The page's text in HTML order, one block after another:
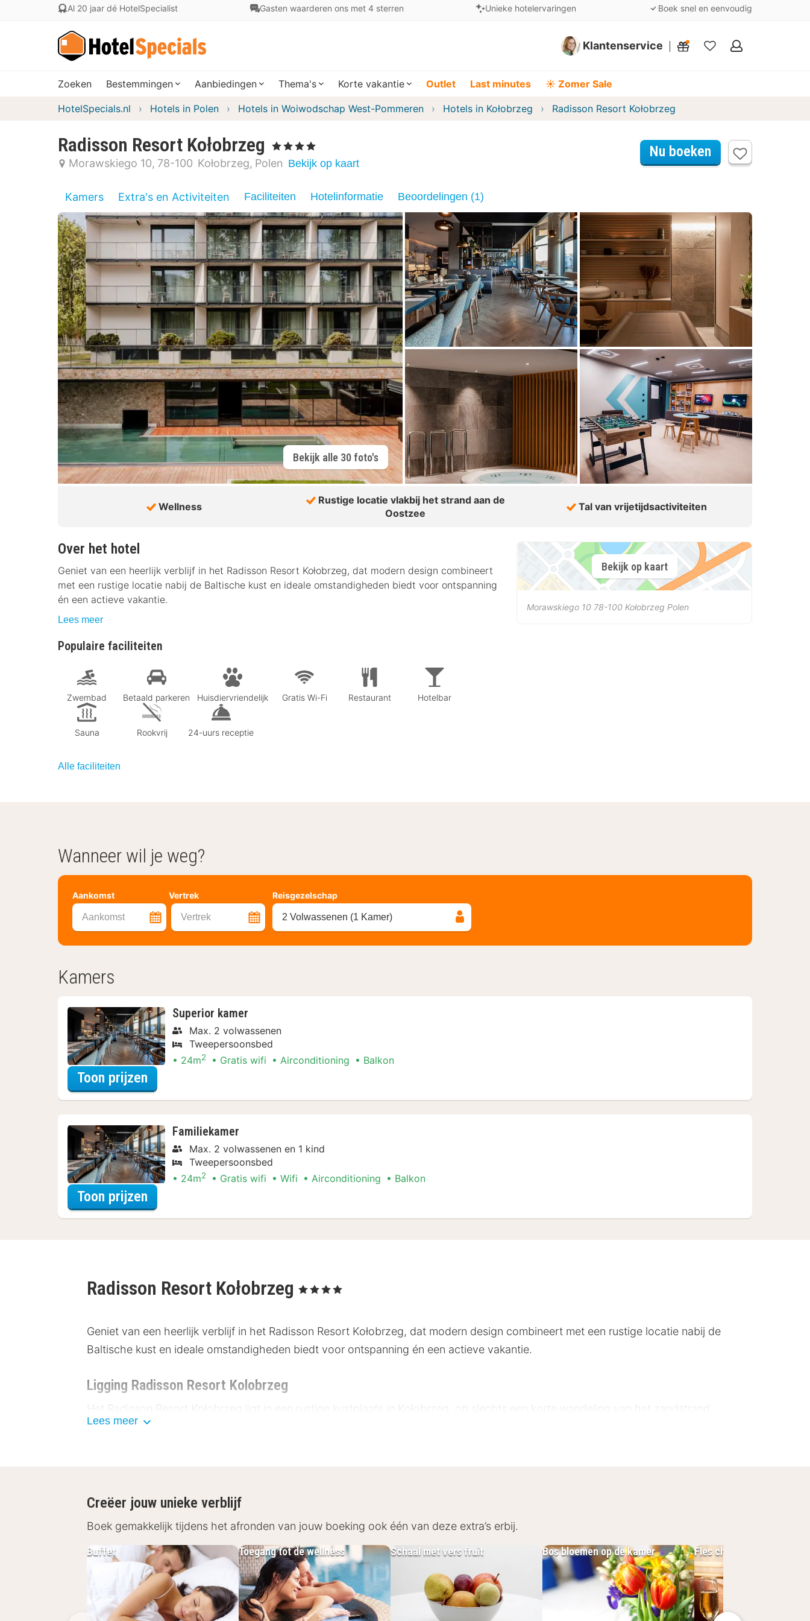
Al 20 jaar dé HotelSpecialist Gasten waarderen ons met 4 sterren Unieke hotelervaringen Boek snel en eenvoudig
Klantenservice
Mijn
Zoeken Bestemmingen Aanbiedingen Thema's Korte vakantie Outlet Last minutes ☀️ Zomer Sale
HotelSpecials.nl Hotels in Polen Hotels in Woiwodschap West-Pommeren Hotels in Kołobrzeg Radisson Resort Kołobrzeg
Radisson Resort Kołobrzeg , 4 Sterren
Morawskiego 10 78-100 Kołobrzeg Polen Bekijk op kaart
Nu boeken
Kamers Extra's en Activiteiten Faciliteiten Hotelinformatie Beoordelingen (1)
Bekijk alle 30 foto's
Wellness
Rustige locatie vlakbij het strand aan de
Oostzee
Tal van vrijetijdsactiviteiten
Over het hotel
Geniet van een heerlijk verblijf in het Radisson Resort Kołobrzeg, dat modern design combineert
met een rustige locatie nabij de Baltische kust en ideale omstandigheden biedt voor ontspanning
én een actieve vakantie.
Lees meer
Populaire faciliteiten
Zwembad Betaald parkeren Huisdiervriendelijk Gratis Wi-Fi Restaurant Hotelbar
Sauna Rookvrij 24-uurs receptie
Alle faciliteiten
Bekijk op kaart
Morawskiego 10 78-100 Kołobrzeg Polen
Wanneer wil je weg?
Aankomst Vertrek
Aankomst Vertrek
Reisgezelschap
2 Volwassenen (1 Kamer)
Kamers
Superior kamer
Max. 2 volwassenen
Tweepersoonsbed
24m2 Gratis wifi Airconditioning Balkon
Toon prijzen
Familiekamer
Max. 2 volwassenen en 1 kind
Tweepersoonsbed
24m2 Gratis wifi Wifi Airconditioning Balkon
Toon prijzen
Radisson Resort Kołobrzeg , 4 Sterren
Geniet van een heerlijk verblijf in het Radisson Resort Kołobrzeg, dat modern design combineert met een rustige locatie nabij de
Baltische kust en ideale omstandigheden biedt voor ontspanning én een actieve vakantie.
Ligging Radisson Resort Kolobrzeg
Het Radisson Resort Kołobrzeg ligt in een rustige kustplaats in Kołobrzeg, op slechts een korte wandeling van het zandstrand.
De groene omgeving en de nabijheid van de Oostzee maken het hotel de perfecte uitvalsbasis voor ontspannende
Oude binnenstad van Kołobrzeg – ca. 1,5 km
Vuurtoren van Kołobrzeg – ca. 3,5 km
Faciliteiten in het Radisson Resort Kołobrzeg
Het Radisson Resort Kołobrzeg imponeert met zijn moderne design en een breed scala aan recreatie- en comfortmogelijkheden.
De stijlvolle kamers bieden veel natuurlijk licht en een aangename, gastvrije sfeer.
Lees meer
Creëer jouw unieke verblijf
Boek gemakkelijk tijdens het afronden van jouw boeking ook één van deze extra’s erbij.
Toegang tot de wellness
Fles champagne
Schaal met vers fruit
Buffet Bos bloemen op de kamer